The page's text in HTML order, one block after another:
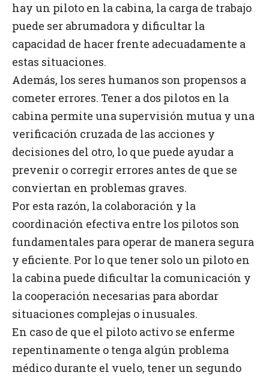
hay un piloto en la cabina, la carga de trabajo
puede ser abrumadora y dificultar la
capacidad de hacer frente adecuadamente a
estas situaciones.
Además, los seres humanos son propensos a
cometer errores. Tener a dos pilotos en la
cabina permite una supervisión mutua y una
verificación cruzada de las acciones y
decisiones del otro, lo que puede ayudar a
prevenir o corregir errores antes de que se
conviertan en problemas graves.
Por esta razón, la colaboración y la
coordinación efectiva entre los pilotos son
fundamentales para operar de manera segura
y eficiente. Por lo que tener solo un piloto en
la cabina puede dificultar la comunicación y
la cooperación necesarias para abordar
situaciones complejas o inusuales.
En caso de que el piloto activo se enferme
repentinamente o tenga algún problema
médico durante el vuelo, tener un segundo